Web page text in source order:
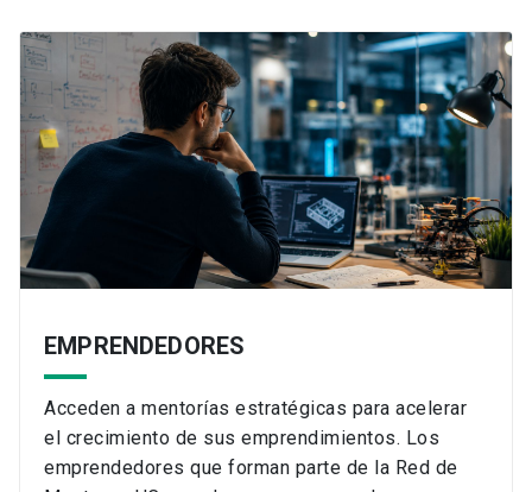
EMPRENDEDORES
Acceden a mentorías estratégicas para acelerar
el crecimiento de sus emprendimientos. Los
emprendedores que forman parte de la Red de